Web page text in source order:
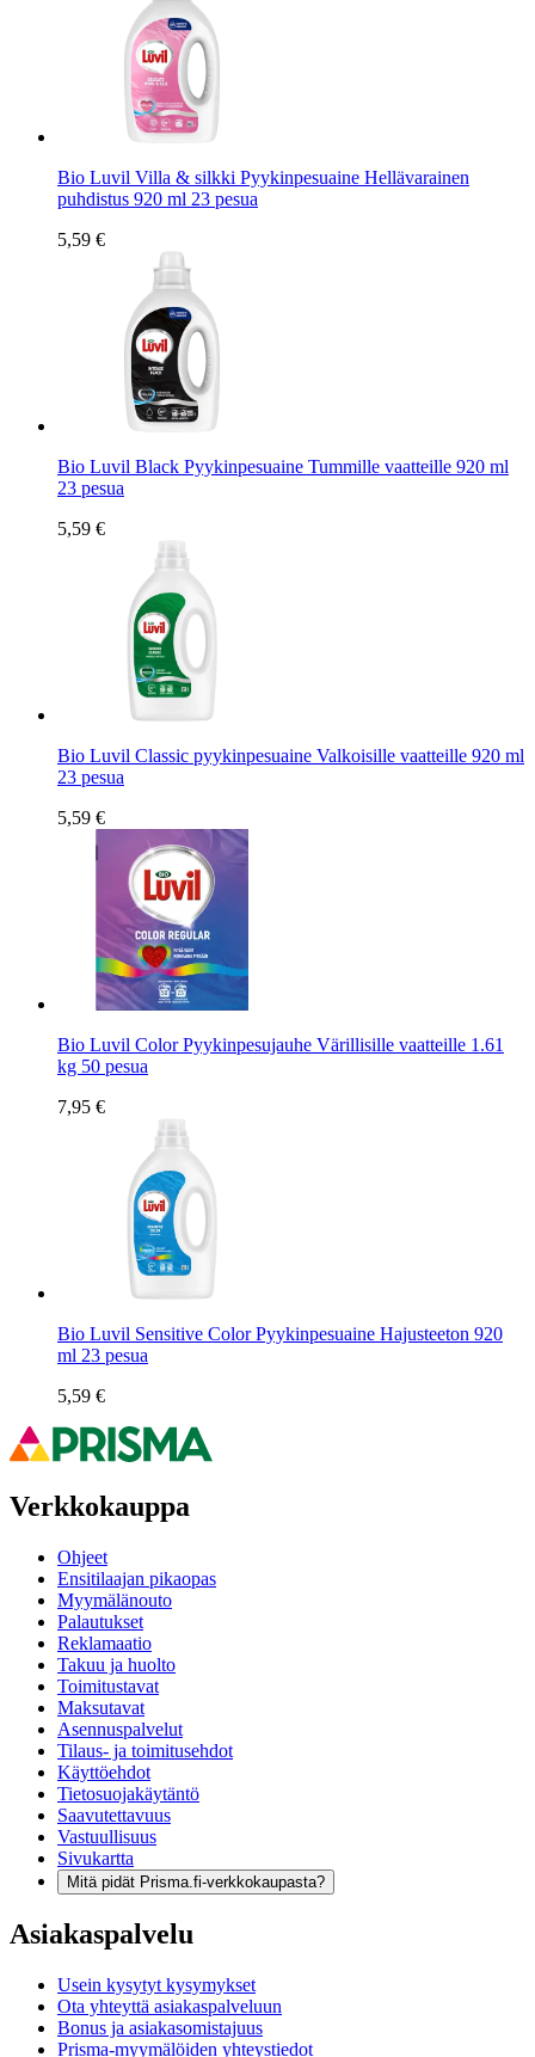
Bio Luvil Villa & silkki Pyykinpesuaine Hellävarainen
puhdistus 920 ml 23 pesua
5,59 €
Bio Luvil Black Pyykinpesuaine Tummille vaatteille 920 ml
23 pesua
5,59 €
Bio Luvil Classic pyykinpesuaine Valkoisille vaatteille 920 ml
23 pesua
5,59 €
Bio Luvil Color Pyykinpesujauhe Värillisille vaatteille 1.61
kg 50 pesua
7,95 €
Bio Luvil Sensitive Color Pyykinpesuaine Hajusteeton 920
ml 23 pesua
5,59 €
Verkkokauppa
Ohjeet
Ensitilaajan pikaopas
Myymälänouto
Palautukset
Reklamaatio
Takuu ja huolto
Toimitustavat
Maksutavat
Asennuspalvelut
Tilaus- ja toimitusehdot
Käyttöehdot
Tietosuojakäytäntö
Saavutettavuus
Vastuullisuus
Sivukartta
Mitä pidät Prisma.fi-verkkokaupasta?
Asiakaspalvelu
Usein kysytyt kysymykset
Ota yhteyttä asiakaspalveluun
Bonus ja asiakasomistajuus
Prisma-myymälöiden yhteystiedot